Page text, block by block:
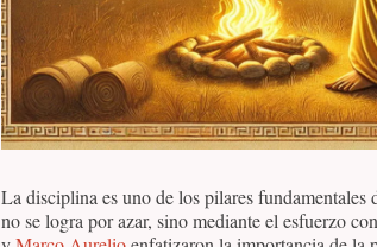
La disciplina es uno de los pilares
no se logra por azar, sino mediante el esfuerzo